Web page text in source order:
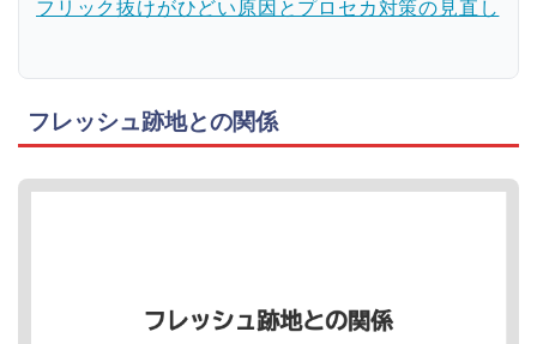
フリック抜けがひどい原因とプロセカ対策の見直し
フレッシュ跡地との関係